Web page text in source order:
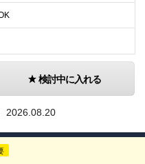
検討中に入れる
2026.08.20